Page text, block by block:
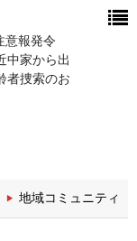
報発令
家から出
者捜索のお
地域コミュニティ